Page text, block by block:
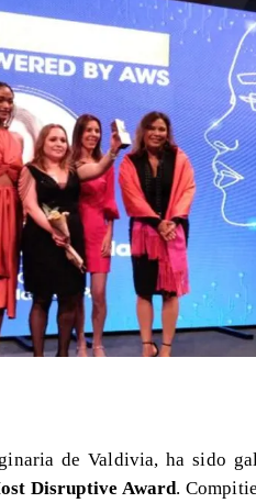
de Valdivia, ha sido
Disruptive Award.